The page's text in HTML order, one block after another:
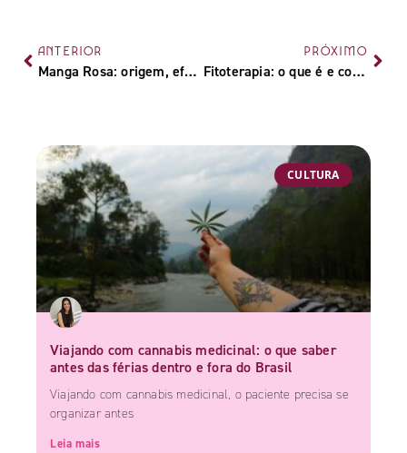
ANTERIOR
Manga Rosa: origem, efeitos e cultivo desse tipo de maconha
PRÓXIMO
Fitoterapia: o que é e como funcionam os medicamentos fitoterápicos
CULTURA
Viajando com cannabis medicinal: o que saber
antes das férias dentro e fora do Brasil
Viajando com cannabis medicinal, o paciente precisa se
organizar antes
Leia mais